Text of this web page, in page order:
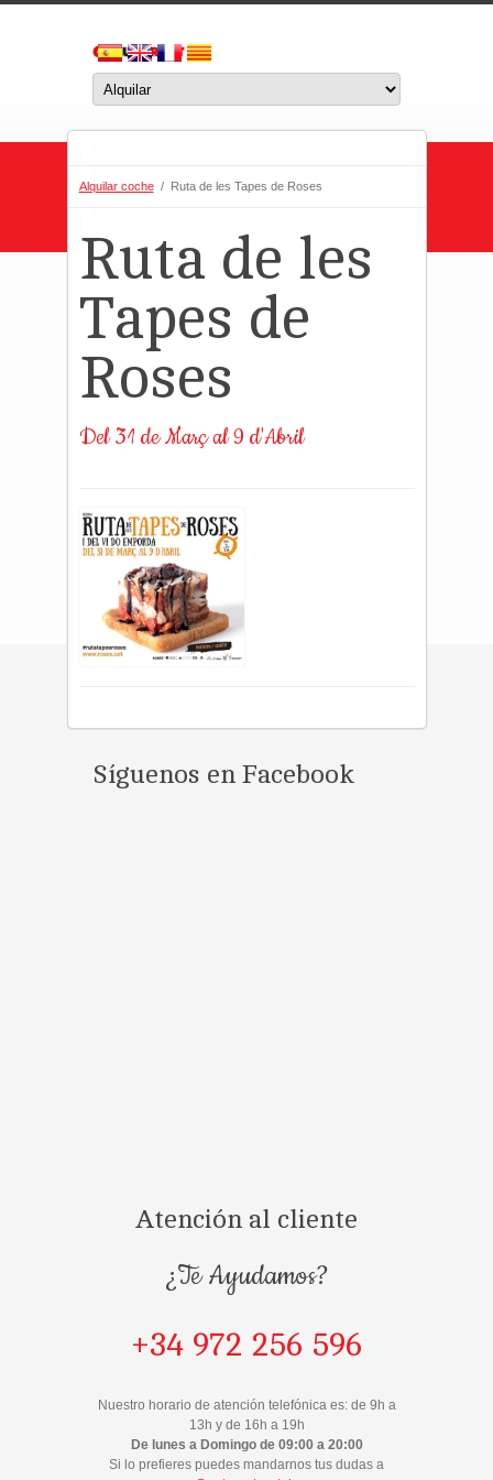
Alquilar coche/ Ruta de les Tapes de Roses
Ruta de les
Tapes de
Roses
Del 31 de Març al 9 d'Abril
Síguenos en Facebook
Atención al cliente
¿Te Ayudamos?
+34 972 256 596
Nuestro horario de atención telefónica es: de 9h a
13h y de 16h a 19h
De lunes a Domingo de 09:00 a 20:00
Si lo prefieres puedes mandarnos tus dudas a